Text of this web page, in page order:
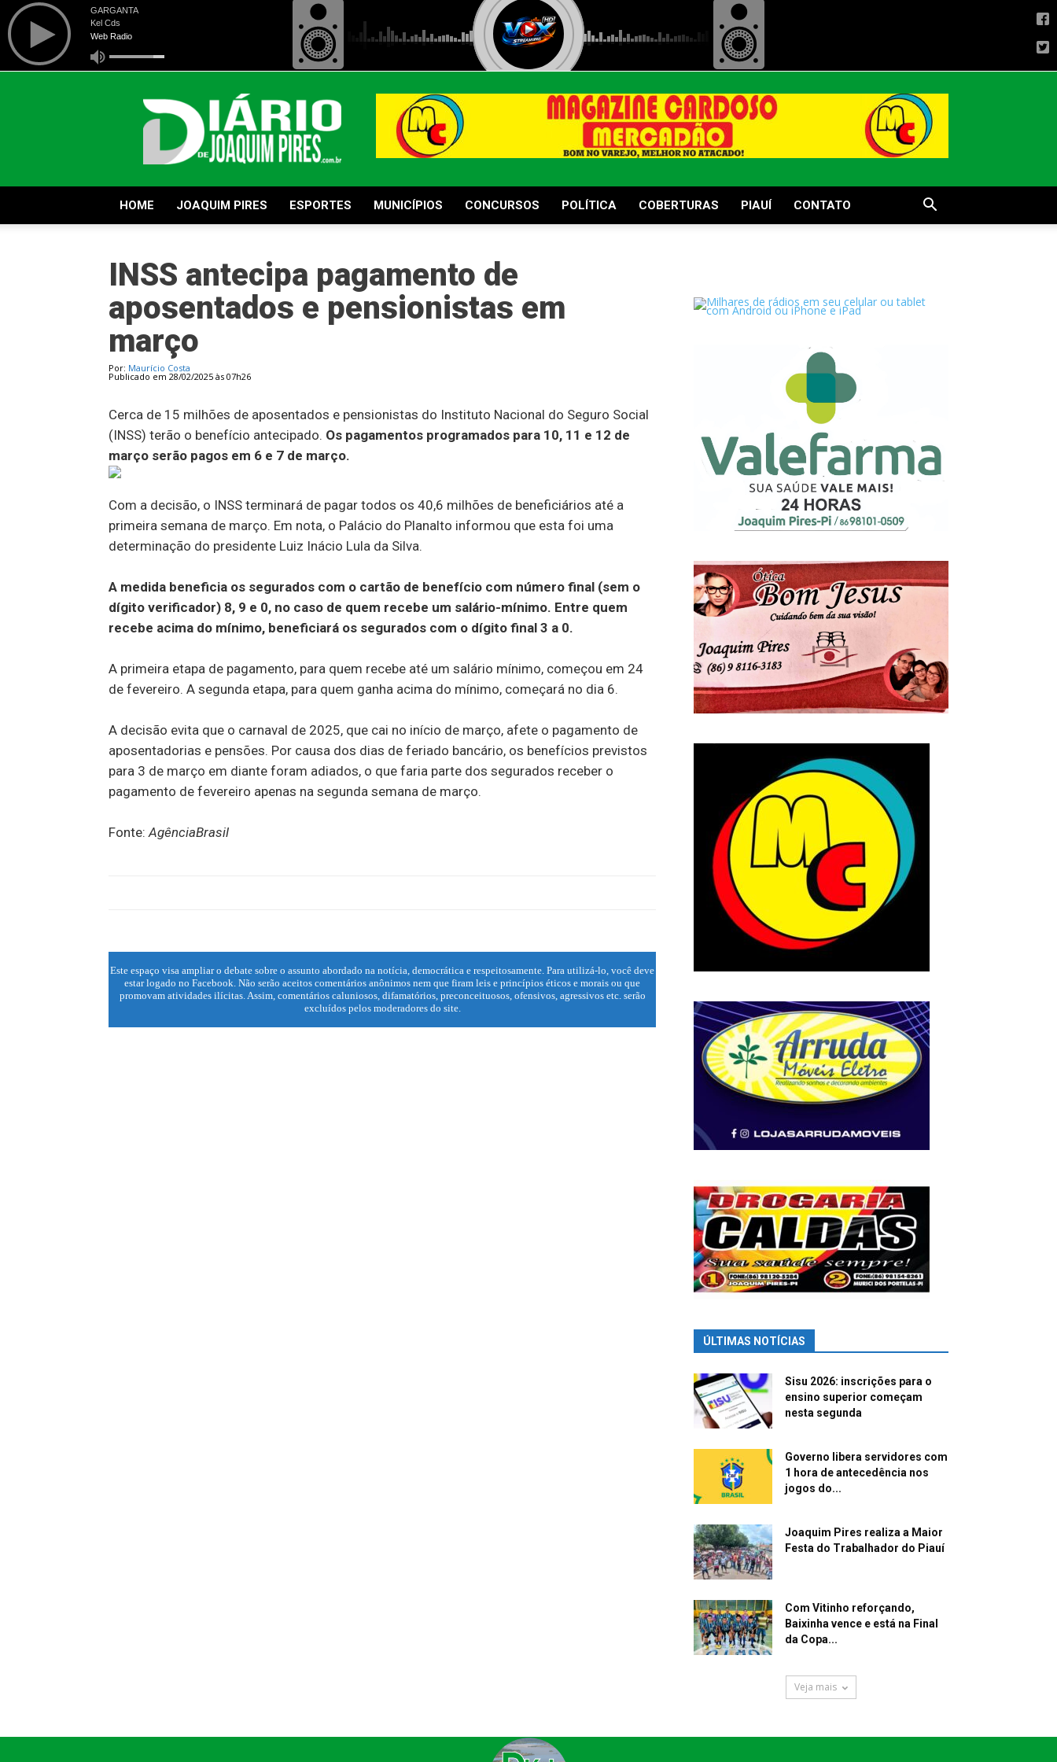
Diário
de
Joaquim
Pires
HOME JOAQUIM PIRES ESPORTES MUNICÍPIOS CONCURSOS POLÍTICA COBERTURAS PIAUÍ CONTATO
INSS antecipa pagamento de
aposentados e pensionistas em
março
Por: Maurício Costa
Publicado em 28/02/2025 às 07h26
Cerca de 15 milhões de aposentados e pensionistas do Instituto Nacional do Seguro Social
(INSS) terão o benefício antecipado. Os pagamentos programados para 10, 11 e 12 de
março serão pagos em 6 e 7 de março.
Com a decisão, o INSS terminará de pagar todos os 40,6 milhões de beneficiários até a
primeira semana de março. Em nota, o Palácio do Planalto informou que esta foi uma
determinação do presidente Luiz Inácio Lula da Silva.
A medida beneficia os segurados com o cartão de benefício com número final (sem o
dígito verificador) 8, 9 e 0, no caso de quem recebe um salário-mínimo. Entre quem
recebe acima do mínimo, beneficiará os segurados com o dígito final 3 a 0.
A primeira etapa de pagamento, para quem recebe até um salário mínimo, começou em 24
de fevereiro. A segunda etapa, para quem ganha acima do mínimo, começará no dia 6.
A decisão evita que o carnaval de 2025, que cai no início de março, afete o pagamento de
aposentadorias e pensões. Por causa dos dias de feriado bancário, os benefícios previstos
para 3 de março em diante foram adiados, o que faria parte dos segurados receber o
pagamento de fevereiro apenas na segunda semana de março.
Fonte:AgênciaBrasil
Este espaço visa ampliar o debate sobre o assunto abordado na notícia, democrática e respeitosamente. Para utilizá-lo, você deve
estar logado no Facebook. Não serão aceitos comentários anônimos nem que firam leis e princípios éticos e morais ou que
promovam atividades ilícitas. Assim, comentários caluniosos, difamatórios, preconceituosos, ofensivos, agressivos etc. serão
excluídos pelos moderadores do site.
ÚLTIMAS NOTÍCIAS
Sisu 2026: inscrições para o
ensino superior começam
nesta segunda
Governo libera servidores com
1 hora de antecedência nos
jogos do...
Joaquim Pires realiza a Maior
Festa do Trabalhador do Piauí
Com Vitinho reforçando,
Baixinha vence e está na Final
da Copa...
Veja mais